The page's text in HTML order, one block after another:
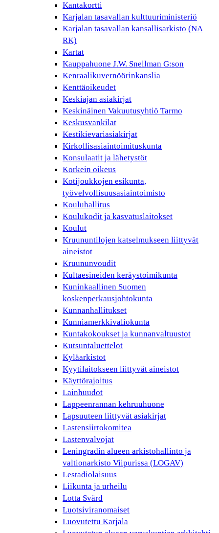
Kantakortti
Karjalan tasavallan kulttuuriministeriö
Karjalan tasavallan kansallisarkisto (NA
RK)
Kartat
Kauppahuone J.W. Snellman G:son
Kenraalikuvernöörinkanslia
Kenttäoikeudet
Keskiajan asiakirjat
Keskinäinen Vakuutusyhtiö Tarmo
Keskusvankilat
Kestikievariasiakirjat
Kirkollisasiaintoimituskunta
Konsulaatit ja lähetystöt
Korkein oikeus
Kotijoukkojen esikunta,
työvelvollisuusasiaintoimisto
Kouluhallitus
Koulukodit ja kasvatuslaitokset
Koulut
Kruununtilojen katselmukseen liittyvät
aineistot
Kruununvoudit
Kultaesineiden keräystoimikunta
Kuninkaallinen Suomen
koskenperkausjohtokunta
Kunnanhallitukset
Kunniamerkkivaliokunta
Kuntakokoukset ja kunnanvaltuustot
Kutsuntaluettelot
Kyläarkistot
Kyytilaitokseen liittyvät aineistot
Käyttörajoitus
Lainhuudot
Lappeenrannan kehruuhuone
Lapsuuteen liittyvät asiakirjat
Lastensiirtokomitea
Lastenvalvojat
Leningradin alueen arkistohallinto ja
valtionarkisto Viipurissa (LOGAV)
Lestadiolaisuus
Liikunta ja urheilu
Lotta Svärd
Luotsiviranomaiset
Luovutettu Karjala